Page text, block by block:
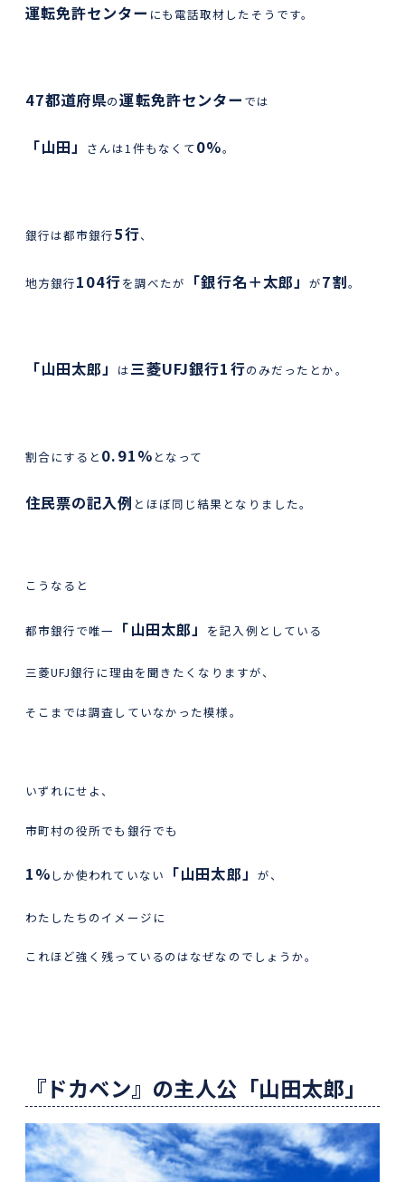
運転免許センター にも電話取材したそうです。
47都道府県の運転免許センター では
「山田」 さんは1件もなくて0%。
銀行は都市銀行5行、
地方銀行104行を調べたが 「銀行名＋太郎」が7割。
「山田太郎」 は三菱UFJ銀行1行のみだったとか。
割合にすると 0.91% となって
住民票の記入例 とほぼ同じ結果となりました。
こうなると
都市銀行で唯一 「山田太郎」 を記入例としている
三菱UFJ銀行に理由を聞きたくなりますが、
そこまでは調査していなかった模様。
いずれにせよ、
市町村の役所でも銀行でも
1% しか使われていない 「山田太郎」 が、
わたしたちのイメージに
これほど強く残っているのはなぜなのでしょうか。
『ドカベン』の主人公「山田太郎」